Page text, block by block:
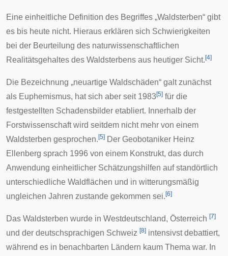
Eine einheitliche Definition des Begriffes „Waldsterben“ gibt
es bis heute nicht. Hieraus erklären sich Schwierigkeiten
bei der Beurteilung des naturwissenschaftlichen
Realitätsgehaltes des Waldsterbens aus heutiger Sicht. [4]
Die Bezeichnung „neuartige Waldschäden“ galt zunächst
als Euphemismus, hat sich aber seit 1983 [5] für die
festgestellten Schadensbilder etabliert. Innerhalb der
Forstwissenschaftwird seitdem nicht mehr von einem
Waldsterben gesprochen. [5] Der Geobotaniker Heinz
Ellenberg sprach 1996 von einem Konstrukt, das durch
Anwendung einheitlicher Schätzungshilfen auf standörtlich
unterschiedliche Waldflächen und in witterungsmäßig
ungleichen Jahren zustande gekommen sei. [6]
Das Waldsterben wurde in Westdeutschland, Österreich [7]
und der deutschsprachigen Schweiz [8] intensivst debattiert,
während es in benachbarten Ländern kaum Thema war. In